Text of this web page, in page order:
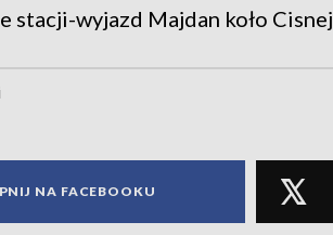
stacji-wyjazd Majdan koło Cisnej.
NA FACEBOOKU